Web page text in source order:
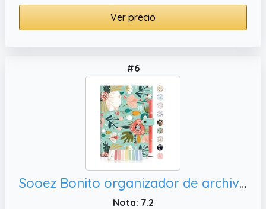
Ver precio
#6
Sooez Bonito organizador de archivos de acordeón, organizador de recibos de facturas de papel estético para
Nota: 7.2